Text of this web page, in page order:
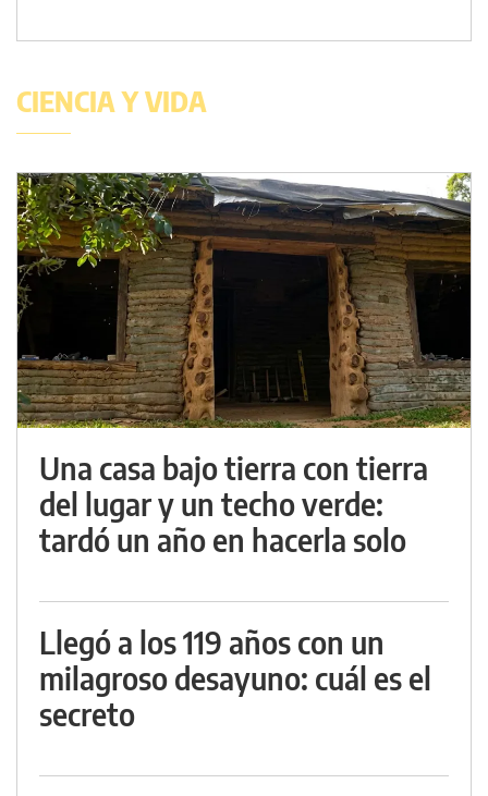
CIENCIA Y VIDA
Una casa bajo tierra con tierra
del lugar y un techo verde:
tardó un año en hacerla solo
Llegó a los 119 años con un
milagroso desayuno: cuál es el
secreto